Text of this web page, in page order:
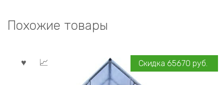
Похожие товары
Скидка 65670 руб.